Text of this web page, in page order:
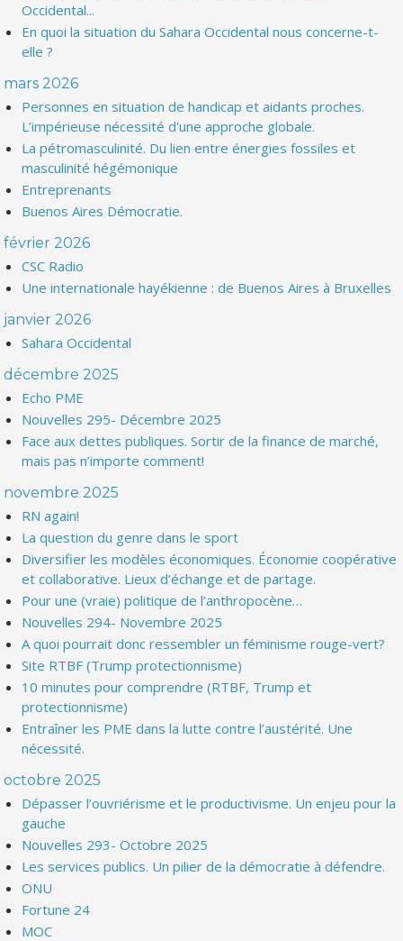
Occidental...
En quoi la situation du Sahara Occidental nous concerne-t-
elle ?
mars 2026
Personnes en situation de handicap et aidants proches.
L’impérieuse nécessité d'une approche globale.
La pétromasculinité. Du lien entre énergies fossiles et
masculinité hégémonique
Entreprenants
Buenos Aires Démocratie.
février 2026
CSC Radio
Une internationale hayékienne : de Buenos Aires à Bruxelles
janvier 2026
Sahara Occidental
décembre 2025
Echo PME
Nouvelles 295- Décembre 2025
Face aux dettes publiques. Sortir de la finance de marché,
mais pas n’importe comment!
novembre 2025
RN again!
La question du genre dans le sport
Diversifier les modèles économiques. Économie coopérative
et collaborative. Lieux d’échange et de partage.
Pour une (vraie) politique de l’anthropocène…
Nouvelles 294- Novembre 2025
A quoi pourrait donc ressembler un féminisme rouge-vert?
Site RTBF (Trump protectionnisme)
10 minutes pour comprendre (RTBF, Trump et
protectionnisme)
Entraîner les PME dans la lutte contre l’austérité. Une
nécessité.
octobre 2025
Dépasser l’ouvriérisme et le productivisme. Un enjeu pour la
gauche
Nouvelles 293- Octobre 2025
Les services publics. Un pilier de la démocratie à défendre.
ONU
Fortune 24
MOC